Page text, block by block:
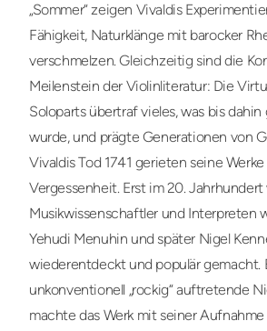
„Sommer“ zeigen Vivaldis
Fähigkeit, Naturklänge mit barocker
verschmelzen. Gleichzeitig sind die
Meilenstein der Violinliteratur: Die
Soloparts übertraf vieles, was bis
wurde, und prägte Generationen von
Vivaldis Tod 1741 gerieten seine
Vergessenheit. Erst im 20.
Musikwissenschaftler und Interpreten
Yehudi Menuhin und später Nigel
wiederentdeckt und populär gemacht.
unkonventionell „rockig“ auftretende
machte das Werk mit seiner